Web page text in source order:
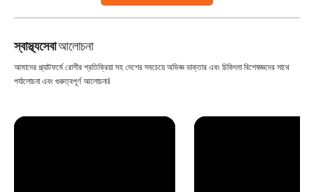
স্বাস্থ্যসেবাআলোচনা
আমাদের প্ল্যাটফর্মে রোগীর প্রতিক্রিয়া সহ দেশের সবচেয়ে অভিজ্ঞ ডাক্তার এবং চিকিৎসা বিশেষজ্ঞদের সাথে
পর্যালোচনা এবং গুরুত্বপূর্ণ আলোচনা।